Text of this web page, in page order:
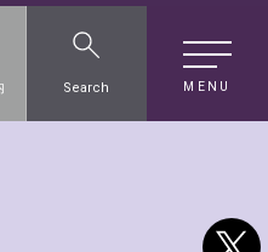
MENU
Search